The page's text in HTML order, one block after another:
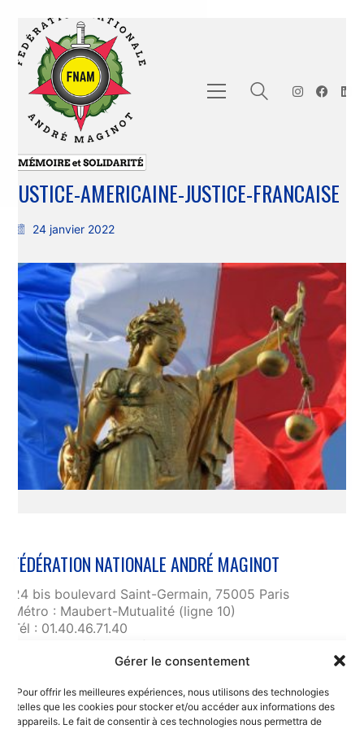
Gérer le consentement
Pour offrir les meilleures expériences, nous utilisons des technologies
telles que les cookies pour stocker et/ou accéder aux informations des
appareils. Le fait de consentir à ces technologies nous permettra de
JUSTICE-AMERICAINE-JUSTICE-FRANCAISE
24 janvier 2022
FÉDÉRATION NATIONALE ANDRÉ MAGINOT
24 bis boulevard Saint-Germain, 75005 Paris
Métro : Maubert-Mutualité (ligne 10)
Tél : 01.40.46.71.40
fnam@maginot.asso.fr
Liens utiles
RGPD et confidentialité des données